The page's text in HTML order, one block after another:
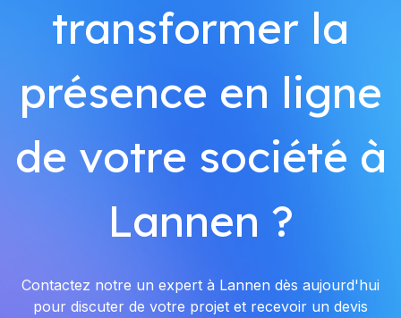
transformer la
présence en ligne
de votre société à
Lannen ?
Contactez notre un expert à Lannen dès aujourd'hui
pour discuter de votre projet et recevoir un devis